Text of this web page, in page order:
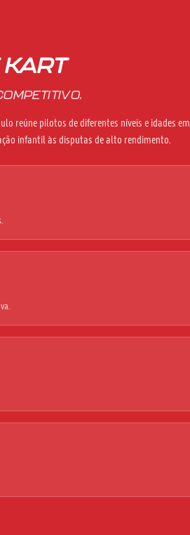
KART
reúne pilotos de diferentes níveis e idades em
infantil às disputas de alto rendimento.